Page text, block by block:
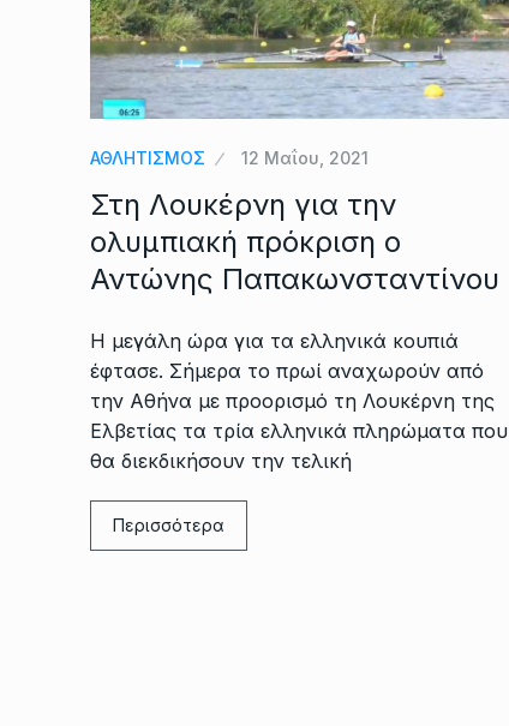
ΑΘΛΗΤΙΣΜΟΣ 12 Μαΐου, 2021
Στη Λουκέρνη για την
ολυμπιακή πρόκριση ο
Αντώνης Παπακωνσταντίνου
Η μεγάλη ώρα για τα ελληνικά κουπιά
έφτασε. Σήμερα το πρωί αναχωρούν από
την Αθήνα με προορισμό τη Λουκέρνη της
Ελβετίας τα τρία ελληνικά πληρώματα που
θα διεκδικήσουν την τελική
Περισσότερα